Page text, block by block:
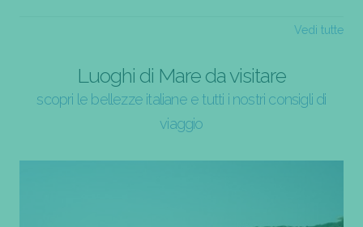
Vedi tutte
Luoghi di Mare da visitare
scopri le bellezze italiane e tutti i nostri consigli di
viaggio